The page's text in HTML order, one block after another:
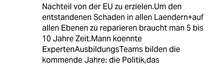
Nachteil von der EU zu erzielen.Um den
entstandenen Schaden in allen Laendern+auf
allen Ebenen zu reparieren braucht man 5 bis
10 Jahre Zeit.Mann koennte
ExpertenAusbildungsTeams bilden die
kommende Jahre: die Politik,das